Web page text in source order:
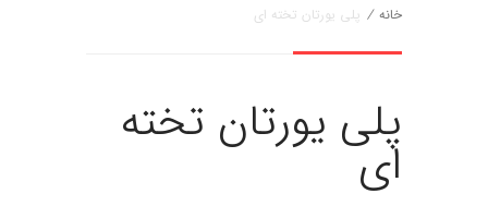
خانه / پلی یورتان تخته ای
پلی یورتان تخته
ای